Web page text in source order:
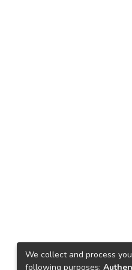
We collect and process
following purposes: